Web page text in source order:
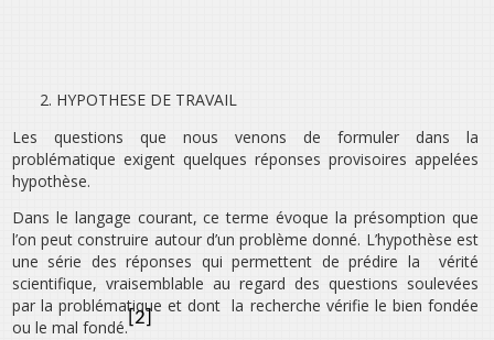
2. HYPOTHESE DE TRAVAIL
Les questions que nous venons de formuler dans la
problématique exigent quelques réponses provisoires appelées
hypothèse.
Dans le langage courant, ce terme évoque la présomption que
l’on peut construire autour d’un problème donné. L’hypothèse est
une série des réponses qui permettent de prédire la vérité
scientifique, vraisemblable au regard des questions soulevées
par la problématique et dont la recherche vérifie le bien fondée
ou le mal fondé.[2]